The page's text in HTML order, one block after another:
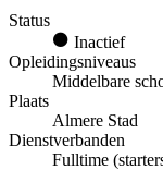
Status
Inactief
Opleidingsniveaus
Middelbare
Plaats
Almere Stad
Dienstverbanden
Fulltime